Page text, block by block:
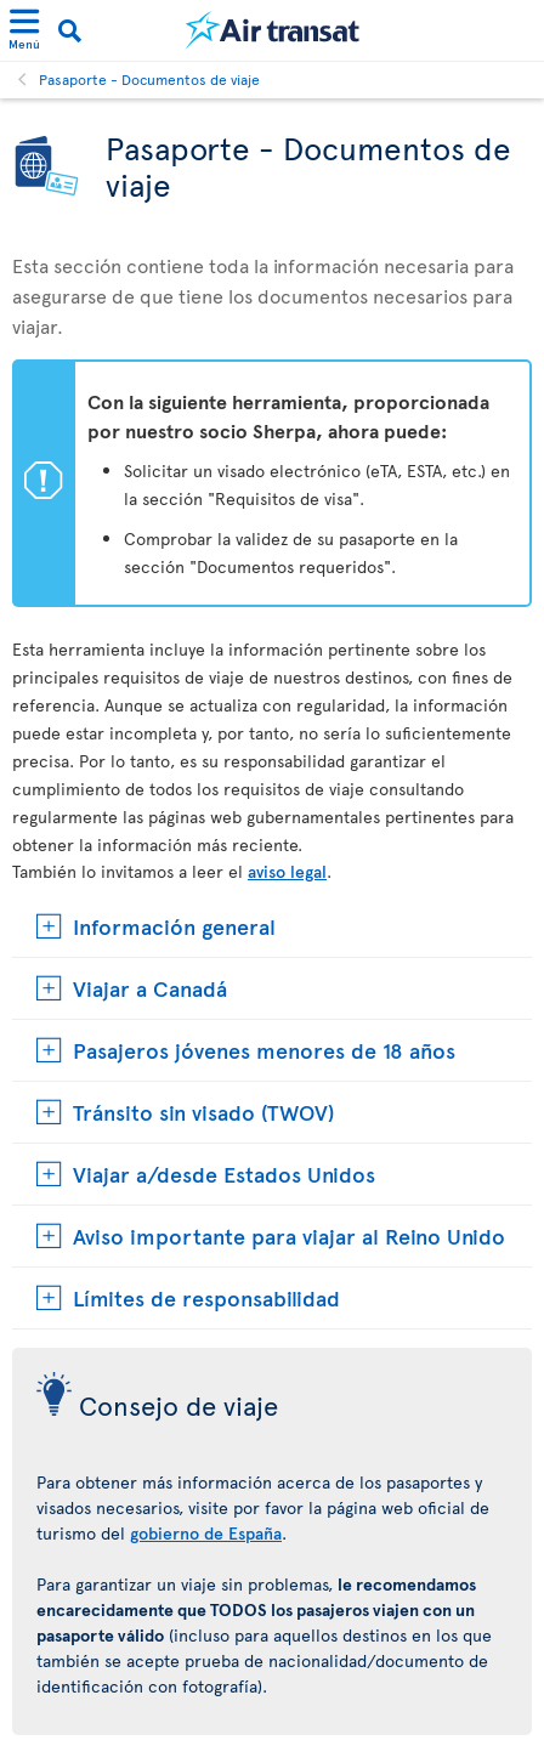
Menú
Pasaporte - Documentos de viaje
Pasaporte - Documentos de
viaje
Esta sección contiene toda la información necesaria para
asegurarse de que tiene los documentos necesarios para
viajar.
ü
Con la siguiente herramienta, proporcionada
por nuestro socio Sherpa, ahora puede:
Solicitar un visado electrónico (eTA, ESTA, etc.) en
la sección "Requisitos de visa".
Comprobar la validez de su pasaporte en la
sección "Documentos requeridos".
Esta herramienta incluye la información pertinente sobre los
principales requisitos de viaje de nuestros destinos, con fines de
referencia. Aunque se actualiza con regularidad, la información
puede estar incompleta y, por tanto, no sería lo suficientemente
precisa. Por lo tanto, es su responsabilidad garantizar el
cumplimiento de todos los requisitos de viaje consultando
regularmente las páginas web gubernamentales pertinentes para
obtener la información más reciente.
También lo invitamos a leer el aviso legal.
Información general
Viajar a Canadá
Pasajeros jóvenes menores de 18 años
Tránsito sin visado (TWOV)
Viajar a/desde Estados Unidos
Aviso importante para viajar al Reino Unido
Límites de responsabilidad
Consejo de viaje
Para obtener más información acerca de los pasaportes y
visados necesarios, visite por favor la página web oficial de
turismo del gobierno de España.
Para garantizar un viaje sin problemas, le recomendamos
encarecidamente que TODOS los pasajeros viajen con un
pasaporte válido (incluso para aquellos destinos en los que
también se acepte prueba de nacionalidad/documento de
identificación con fotografía).